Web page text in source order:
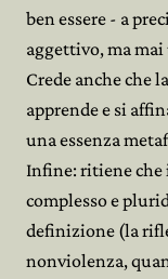
ben essere - a
aggettivo, ma
Crede anche che
apprende e si
una essenza
Infine: ritiene che
complesso e
definizione (la
nonviolenza,